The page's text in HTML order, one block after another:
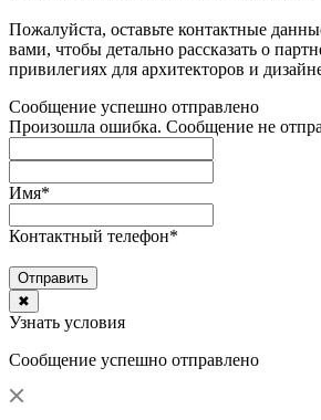
Пожалуйста, оставьте контактные
вами, чтобы детально рассказать о
привилегиях для архитекторов и
Сообщение успешно отправлено
Произошла ошибка. Сообщение не
Имя*
Контактный телефон*
Отправить
✖
Узнать условия
Сообщение успешно отправлено